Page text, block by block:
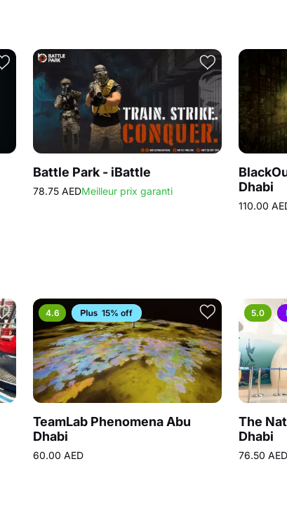
Battle Park - iBattle
78.75 AEDMeilleur prix garanti
Dhabi
110.00
4.6 15% off
TeamLab Phenomena Abu
Dhabi
60.00 AED
5.0
The
Dhabi
76.50 AED